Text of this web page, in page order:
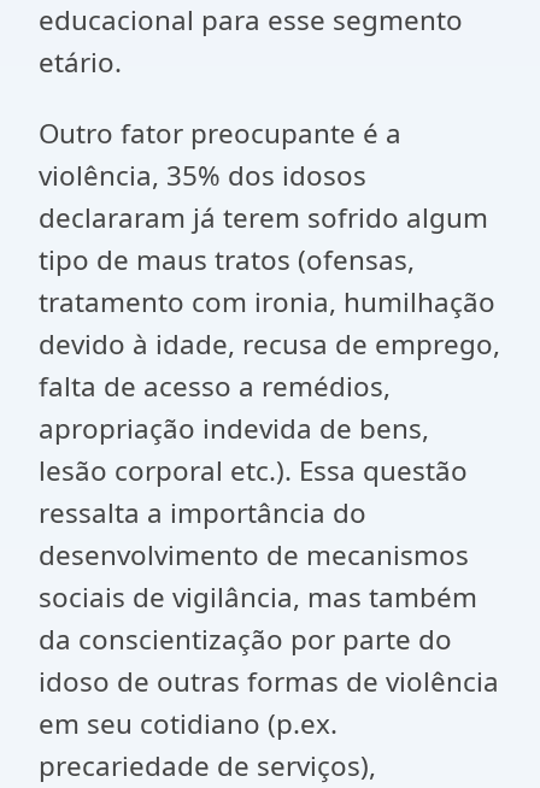
educacional para esse segmento
etário.
Outro fator preocupante é a
violência, 35% dos idosos
declararam já terem sofrido algum
tipo de maus tratos (ofensas,
tratamento com ironia, humilhação
devido à idade, recusa de emprego,
falta de acesso a remédios,
apropriação indevida de bens,
lesão corporal etc.). Essa questão
ressalta a importância do
desenvolvimento de mecanismos
sociais de vigilância, mas também
da conscientização por parte do
idoso de outras formas de violência
em seu cotidiano (p.ex.
precariedade de serviços),